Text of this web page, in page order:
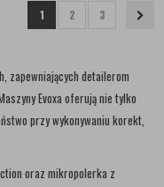
1 2 3
zapewniających detailerom
Evoxa oferują nie tylko
przy wykonywaniu korekt,
oraz mikropolerka z